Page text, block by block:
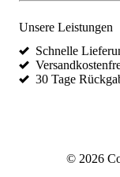
Unsere Leistungen
Schnelle
30 Tage
© 2026